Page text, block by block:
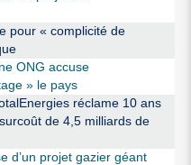
pour « complicité de
ONG accuse
» le pays
réclame 10 ans
de 4,5 milliards de
d’un projet gazier géant